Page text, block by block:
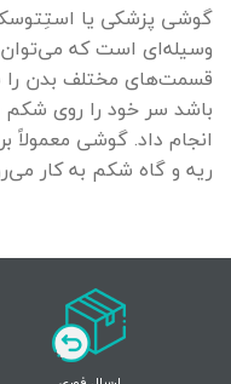
وسیله‌ای است که
قسمت‌های مختلف بدن را
باشد سر خود را روی شکم
انجام داد. گوشی معمولاً
ریه و گاه شکم به کار